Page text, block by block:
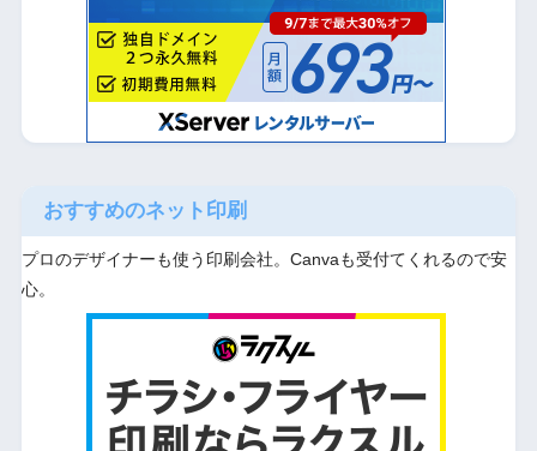
おすすめのネット印刷
プロのデザイナーも使う印刷会社。Canvaも受付てくれるので安
心。